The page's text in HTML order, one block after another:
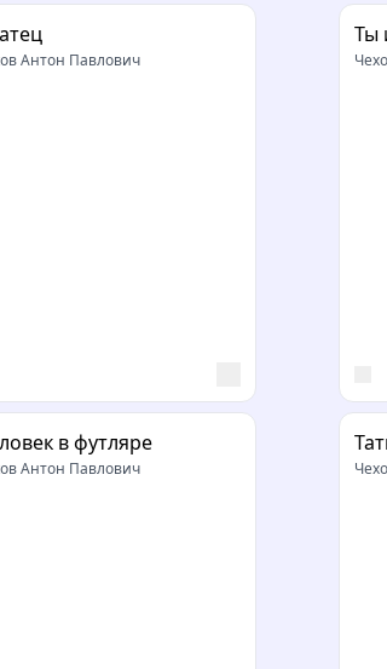
Антон Павлович
Ты
в футляре
Антон Павлович